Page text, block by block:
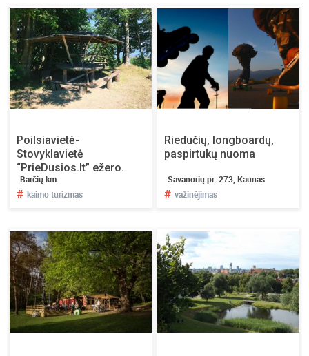
Poilsiavietė-
Stovyklavietė
“PrieDusios.lt” ežero.
Barčių km.
# kaimo turizmas
Riedučių, longboardų,
paspirtukų nuoma
Savanorių pr. 273, Kaunas
# važinėjimas